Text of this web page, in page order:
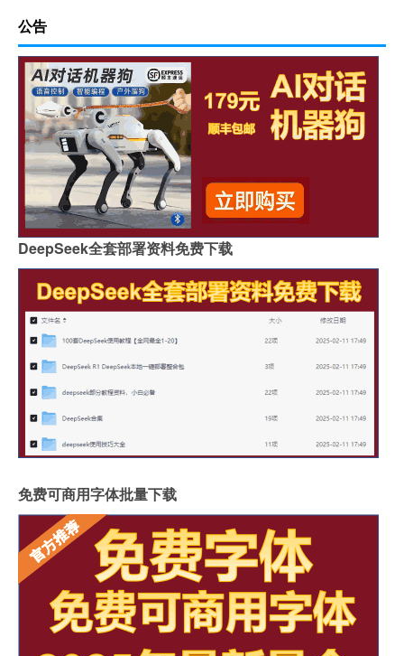
公告
DeepSeek全套部署资料免费下载
免费可商用字体批量下载